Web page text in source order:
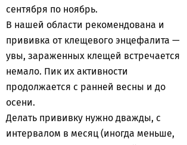
сентября по ноябрь.
В нашей области рекомендована и
прививка от клещевого энцефалита —
увы, зараженных клещей встречается
немало. Пик их активности
продолжается с ранней весны и до
осени.
Делать прививку нужно дважды, с
интервалом в месяц (иногда меньше,